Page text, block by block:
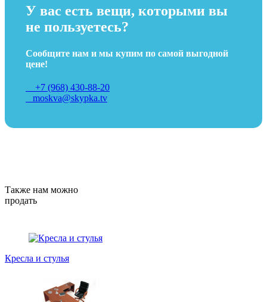
У вас есть вещи, которыми вы
не пользуетесь?
Сообщите нам и мы купим по самой выгодной
цене!
+7 (968) 430-88-20
moskva@skypka.tv
Также нам можно
продать
Кресла и стулья